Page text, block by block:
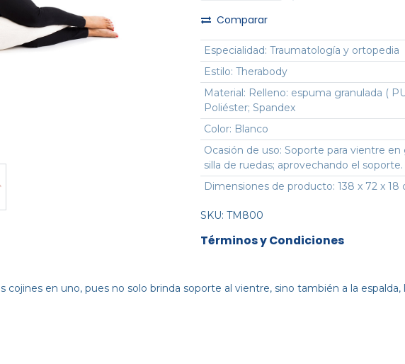
Comparar
Especialidad: Traumatología y ortopedia
Estilo: Therabody
Material: Relleno: espuma granulada (
Poliéster; Spandex
Color: Blanco
Ocasión de uso: Soporte para vientre en
silla de ruedas; aprovechando el soporte.
Dimensiones de producto: 138 x 72 x 18
SKU: TM800
Términos y Condiciones
en uno, pues no solo brinda soporte al vientre, sino también a la espalda,